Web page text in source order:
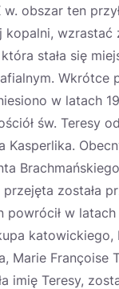
obszar ten
wzrastać
stała się
w latach
św. Teresy
Kasperlika.
została
w latach
katowickiego,
Marie Françoise
Teresy,